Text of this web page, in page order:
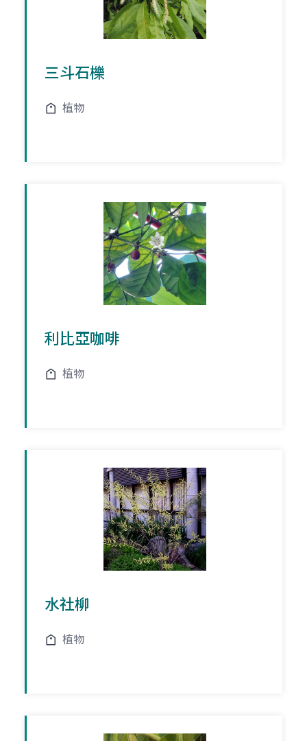
三斗石櫟
植物
利比亞咖啡
植物
水社柳
植物